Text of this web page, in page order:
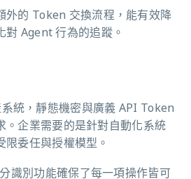
外的 Token 交換流程，能有效降
對 Agent 行為的追蹤。
統，靜態機密與廣義 API Token
。企業需要的是針對自動化系統
委任與授權模型。
識別功能確保了每一項操作皆可